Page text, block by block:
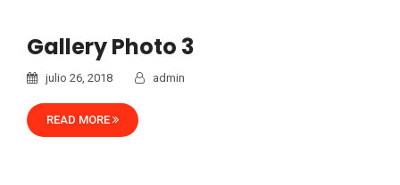
Gallery Photo 3
julio 26, 2018 admin
READ MORE